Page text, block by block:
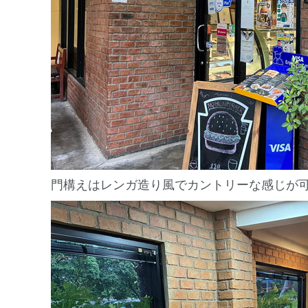
門構えはレンガ造り風でカントリーな感じが